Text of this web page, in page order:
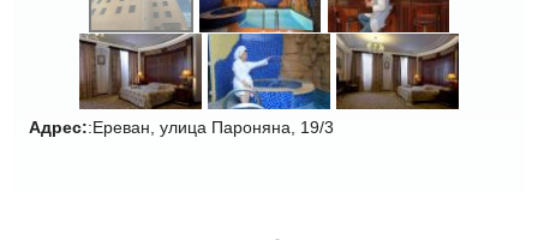
Адрес::Ереван, улица Пароняна, 19/3